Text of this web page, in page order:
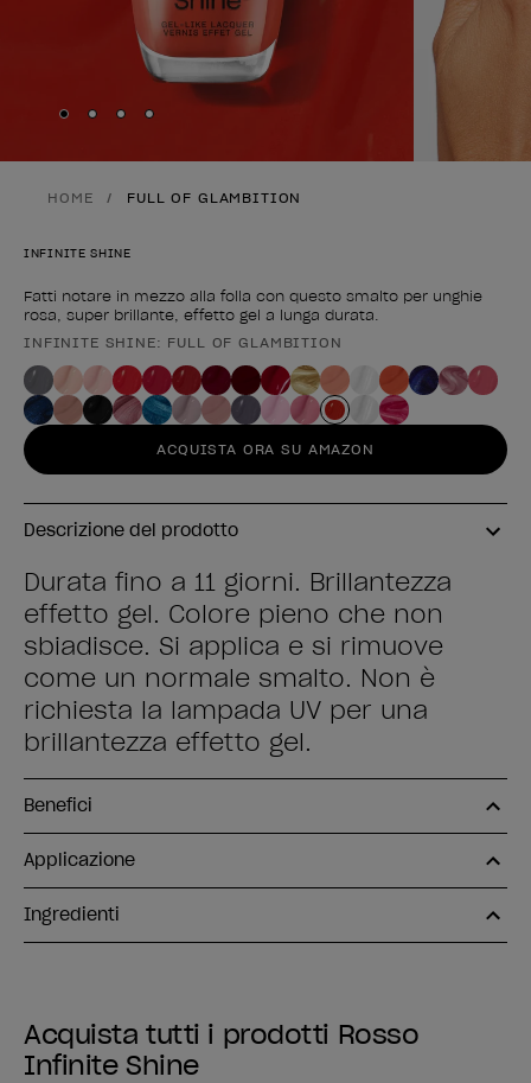
Skip to slide
Skip to slide
Skip to slide
Skip to slide
HOME FULL OF GLAMBITION
INFINITE SHINE
Fatti notare in mezzo alla folla con questo smalto per unghie
rosa, super brillante, effetto gel a lunga durata.
Forma del prodotto
INFINITE SHINE: FULL OF GLAMBITION
ACQUISTA ORA SU AMAZON
Descrizione del prodotto
Durata fino a 11 giorni. Brillantezza
effetto gel. Colore pieno che non
sbiadisce. Si applica e si rimuove
come un normale smalto. Non è
richiesta la lampada UV per una
brillantezza effetto gel.
Benefici
Applicazione
Ingredienti
Acquista tutti i prodotti Rosso
Infinite Shine